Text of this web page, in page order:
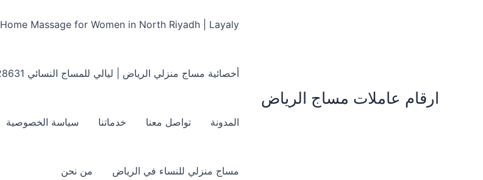
ارقام عاملات مساج الرياض
Home Massage for Women in North Riyadh | Layaly ‏‪0548728631
أخصائية مساج منزلي الرياض | ليالي للمساج النسائي ‏‪0548728631
المدونة تواصل معنا خدماتنا سياسة الخصوصية
مساج منزلي للنساء في الرياض من نحن